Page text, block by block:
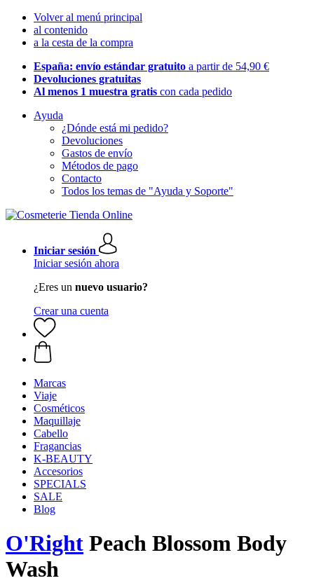
Volver al menú principal
al contenido
a la cesta de la compra
España: envío estándar gratuito a partir de 54,90 €
Devoluciones gratuitas
Al menos 1 muestra gratis con cada pedido
Ayuda
¿Dónde está mi pedido?
Devoluciones
Gastos de envío
Métodos de pago
Contacto
Todos los temas de "Ayuda y Soporte"
Iniciar sesión
Iniciar sesión ahora
¿Eres un nuevo usuario?
Crear una cuenta
Marcas
Viaje
Cosméticos
Maquillaje
Cabello
Fragancias
K-BEAUTY
Accesorios
SPECIALS
SALE
Blog
O'Right Peach Blossom Body
Wash